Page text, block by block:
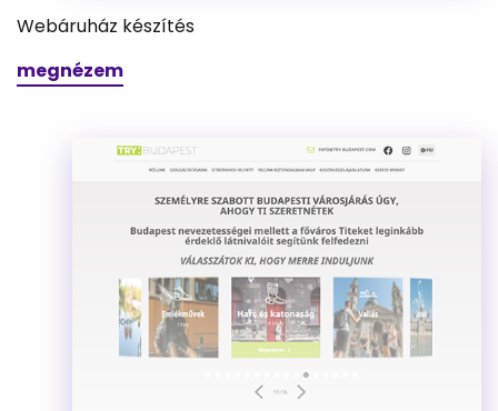
Webáruház készítés
megnézem